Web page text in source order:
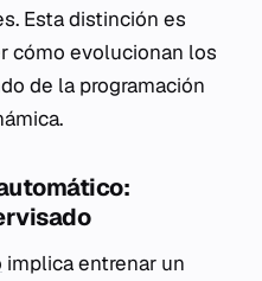
Esta distinción es
cómo evolucionan los
de la programación
implica entrenar un